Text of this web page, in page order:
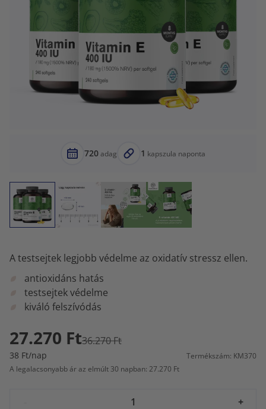
720adag 1 kapszula naponta
A testsejtek legjobb védelme az oxidatív stressz ellen.
antioxidáns hatás
testsejtek védelme
kiváló felszívódás
27.270 Ft36.270 Ft
38 Ft/nap
Termékszám: KM370
A legalacsonyabb ár az elmúlt 30 napban: 27.270 Ft
+